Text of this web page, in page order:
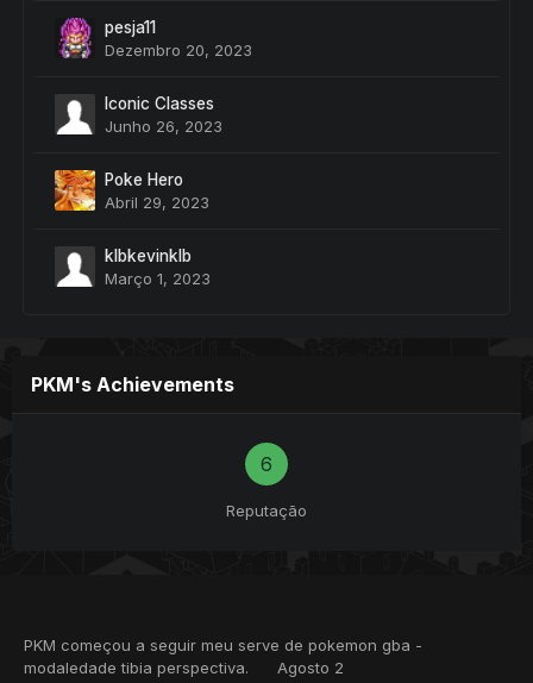
pesja11
Dezembro 20, 2023
Iconic Classes
Junho 26, 2023
Poke Hero
Abril 29, 2023
klbkevinklb
Março 1, 2023
PKM's Achievements
6
Reputação
PKM começou a seguir meu serve de pokemon gba -
modaledade tibia perspectiva.
Agosto 2